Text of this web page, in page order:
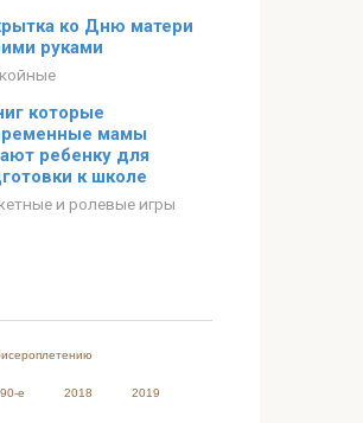
ко Дню матери
руками
которые
мамы
ребенку для
к школе
и ролевые игры
90-е 2018 2019